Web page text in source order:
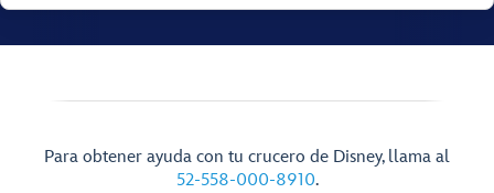
Pics Photo Shop
Restroom
Para obtener ayuda con tu crucero de Disney, llama al
52-558-000-8910.